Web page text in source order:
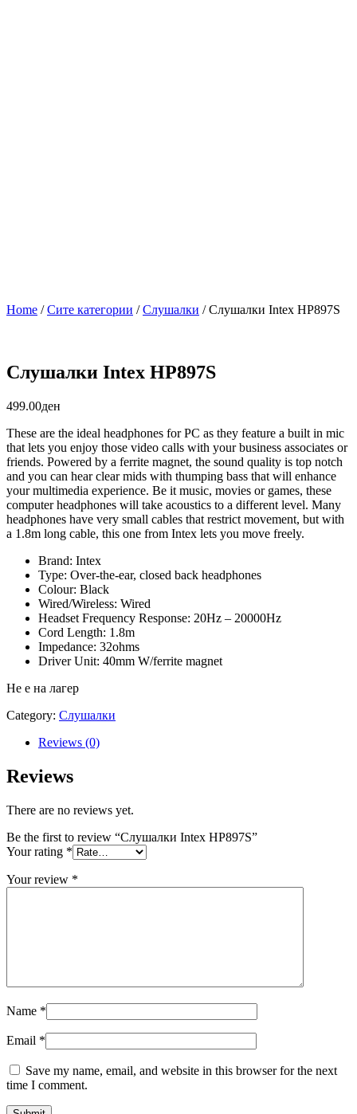
Home /Сите категории /Слушалки / Слушалки Intex HP897S
Слушалки Intex HP897S
499.00ден
These are the ideal headphones for PC as they feature a built in mic
that lets you enjoy those video calls with your business associates or
friends. Powered by a ferrite magnet, the sound quality is top notch
and you can hear clear mids with thumping bass that will enhance
your multimedia experience. Be it music, movies or games, these
computer headphones will take acoustics to a different level. Many
headphones have very small cables that restrict movement, but with
a 1.8m long cable, this one from Intex lets you move freely.
Brand: Intex
Type: Over-the-ear, closed back headphones
Colour: Black
Wired/Wireless: Wired
Headset Frequency Response: 20Hz – 20000Hz
Cord Length: 1.8m
Impedance: 32ohms
Driver Unit: 40mm W/ferrite magnet
Не е на лагер
Category: Слушалки
Reviews (0)
Reviews
There are no reviews yet.
Be the first to review “Слушалки Intex HP897S”
Your rating *
Your review *
Name *
Email *
Save my name, email, and website in this browser for the next
time I comment.